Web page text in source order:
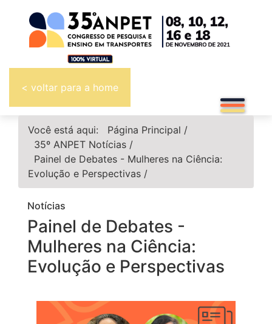
< voltar para a home
Você está aqui: Página Principal /
35º ANPET Notícias /
Painel de Debates - Mulheres na Ciência:
Evolução e Perspectivas /
Notícias
Painel de Debates -
Mulheres na Ciência:
Evolução e Perspectivas